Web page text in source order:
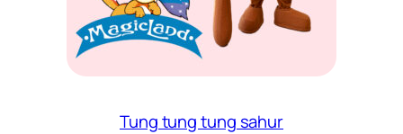
Tung tung tung sahur